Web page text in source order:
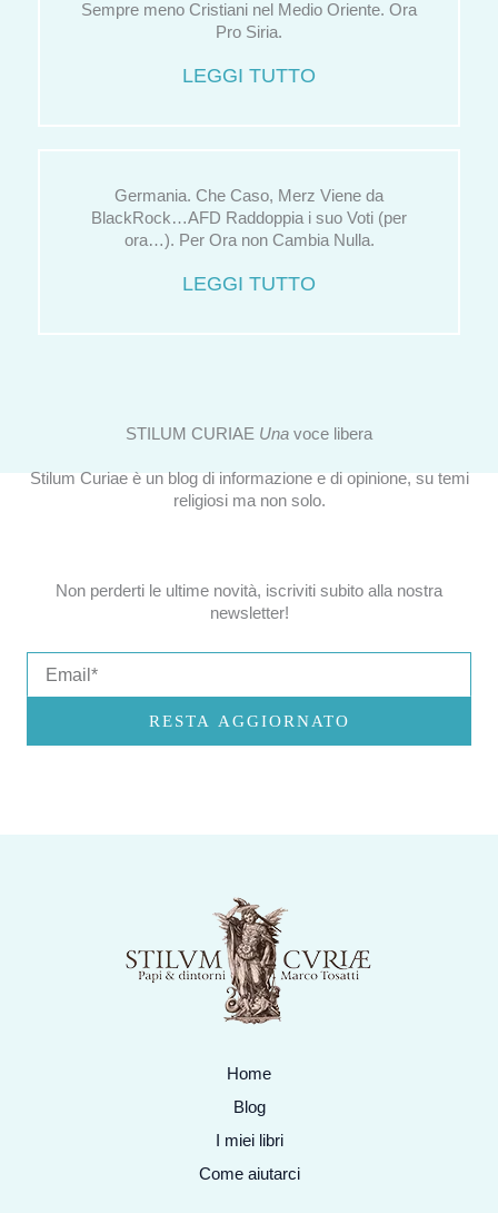
Sempre meno Cristiani nel Medio Oriente. Ora
Pro Siria.
LEGGI TUTTO
Germania. Che Caso, Merz Viene da
BlackRock…AFD Raddoppia i suo Voti (per
ora…). Per Ora non Cambia Nulla.
LEGGI TUTTO
STILUM CURIAE Una voce libera
Stilum Curiae è un blog di informazione e di opinione, su temi
religiosi ma non solo.
Non perderti le ultime novità, iscriviti subito alla nostra
newsletter!
RESTA AGGIORNATO
Home
Blog
I miei libri
Come aiutarci